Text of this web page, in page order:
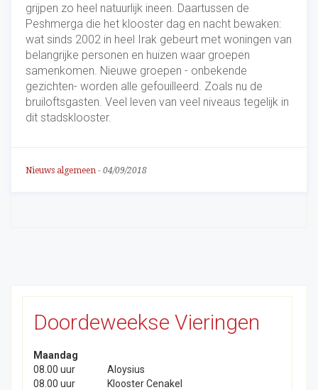
grijpen zo heel natuurlijk ineen. Daartussen de
Peshmerga die het klooster dag en nacht bewaken:
wat sinds 2002 in heel Irak gebeurt met woningen van
belangrijke personen en huizen waar groepen
samenkomen. Nieuwe groepen - onbekende
gezichten- worden alle gefouilleerd. Zoals nu de
bruiloftsgasten. Veel leven van veel niveaus tegelijk in
dit stadsklooster.
Nieuws algemeen - 04/09/2018
Doordeweekse Vieringen
Maandag
08.00 uur
Aloysius
08.00 uur
Klooster Cenakel